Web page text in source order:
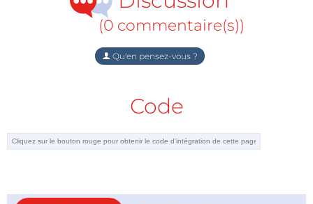
million d’euros en trois jours…(0 commentaire(s))
Qu'en pensez-vous ?
Code